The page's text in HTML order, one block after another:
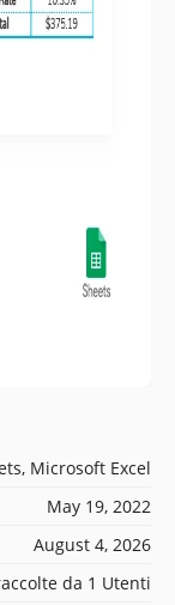
Microsoft Excel
May 19, 2022
August 4, 2026
da 1 Utenti